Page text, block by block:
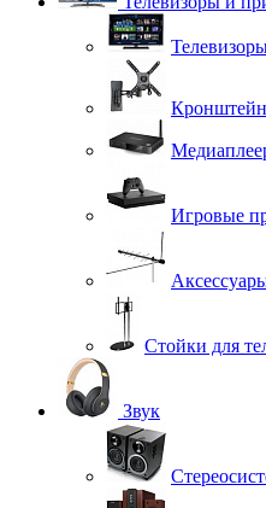
Игровые
Стойки для
Звук